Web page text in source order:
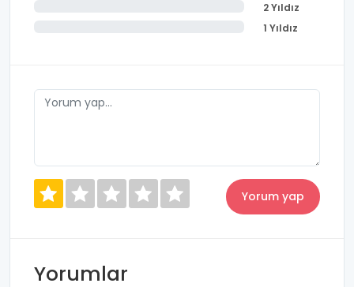
2 Yıldız
1 Yıldız
Yorumlar